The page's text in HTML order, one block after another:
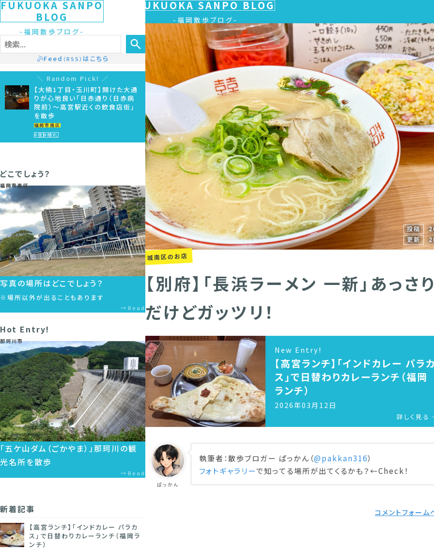
FUKUOKA SANPO BLOG
福岡散歩ブログ
投稿
更新
城南区のお店
【別府】「長浜ラーメン 一新」あっさ
だけどガッツリ！
New Entry!
【高宮ランチ】「インドカレー パラ
ス」で日替わりカレーランチ（福岡
ランチ）
2026年03月12日
詳しく見
ぱっかん
執筆者：散歩ブロガー ぱっかん（@pakkan316）
フォトギャラリーで知ってる場所が出てくるかも？←Check！
コメントフォー
FUKUOKA SANPO
BLOG
福岡散歩ブログ
Feed （RSS） はこちら
Random Pick!
【大楠1丁目・玉川町】開けた大通
りが心地良い「日赤通り（日赤病
院前）～高宮駅近くの飲食店街」
を散歩
福岡市南区
#夜 #晴れ
どこでしょう？
福岡市東区
写真の場所はどこでしょう？
※場所以外が出ることもあります
Read
Hot Entry!
那珂川市
「五ケ山ダム（ごかやま）」那珂川の観
光名所を散歩
Read
新着記事
【高宮ランチ】「インドカレー パラカ
ス」で日替わりカレーランチ（福岡ラ
ンチ）